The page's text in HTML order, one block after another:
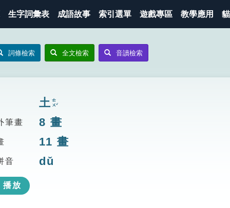
生字詞彙表 成語故事 索引選單 遊戲專區 教學應用
詞條檢索 全文檢索 音讀檢索
土ㄊㄨˇ
筆畫 8 畫
11 畫
音 dǔ
播放